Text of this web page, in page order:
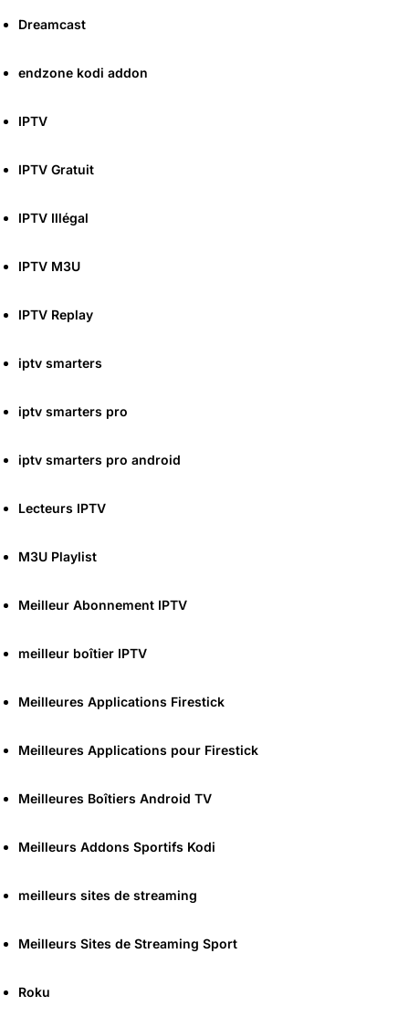
Dreamcast
endzone kodi addon
IPTV
IPTV Gratuit
IPTV Illégal
IPTV M3U
IPTV Replay
iptv smarters
iptv smarters pro
iptv smarters pro android
Lecteurs IPTV
M3U Playlist
Meilleur Abonnement IPTV
meilleur boîtier IPTV
Meilleures Applications Firestick
Meilleures Applications pour Firestick
Meilleures Boîtiers Android TV
Meilleurs Addons Sportifs Kodi
meilleurs sites de streaming
Meilleurs Sites de Streaming Sport
Roku